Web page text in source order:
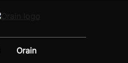
Orain